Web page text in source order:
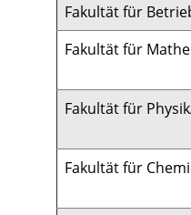
Fakultät für
Fakultät für
Fakultät für
Fakultät für